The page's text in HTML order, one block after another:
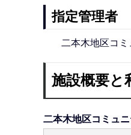
指定管理者
二本木地区コミ
施設概要と
二本木地区コミュ